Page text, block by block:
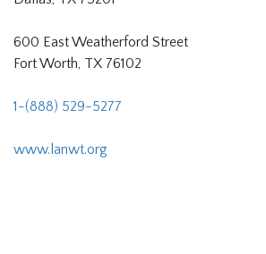
600 East Weatherford Street
Fort Worth, TX 76102
1-(888) 529-5277
www.lanwt.org